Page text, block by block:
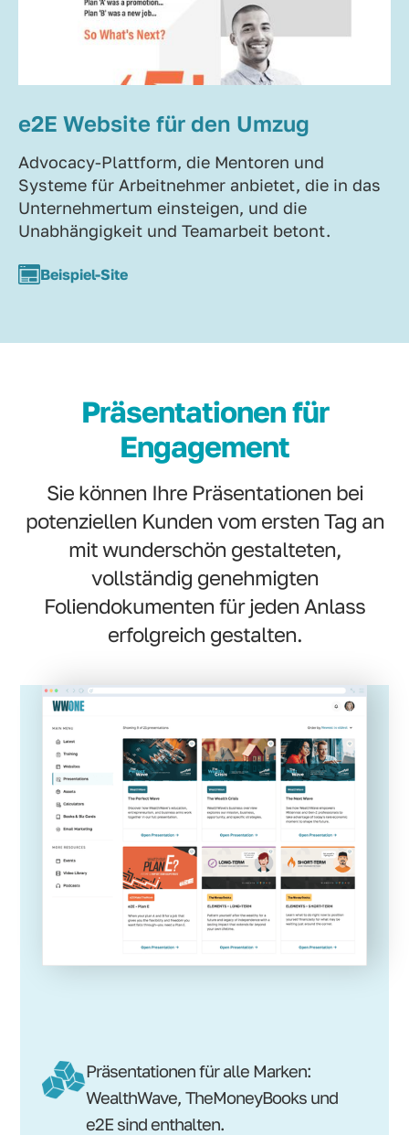
e2E Website für den Umzug
Advocacy-Plattform, die Mentoren und
Systeme für Arbeitnehmer anbietet, die in das
Unternehmertum einsteigen, und die
Unabhängigkeit und Teamarbeit betont.
Beispiel-Site
Präsentationen für
Engagement
Sie können Ihre Präsentationen bei
potenziellen Kunden vom ersten Tag an
mit wunderschön gestalteten,
vollständig genehmigten
Foliendokumenten für jeden Anlass
erfolgreich gestalten.
Präsentationen für alle Marken:
WealthWave, TheMoneyBooks und
e2E sind enthalten.